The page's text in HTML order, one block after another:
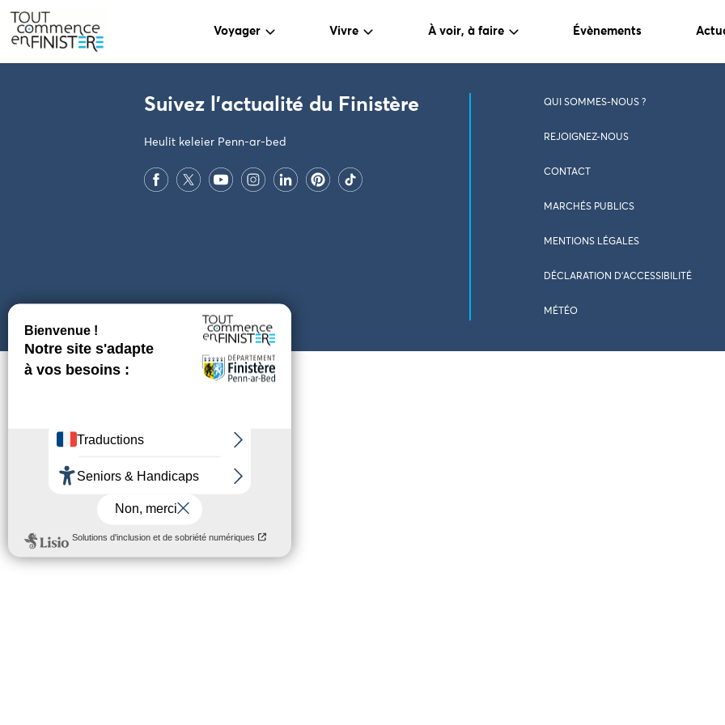
Voyager Vivre À voir, à faire Évènements
PARAMÈTRES DES COOKIES
Suivez l'actualité du Finistère
Heulit keleier Penn-ar-bed
QUI SOMMES-NOUS ?
REJOIGNEZ-NOUS
CONTACT
MARCHÉS PUBLICS
MENTIONS LÉGALES
DÉCLARATION D’ACCESSIBILITÉ
MÉTÉO